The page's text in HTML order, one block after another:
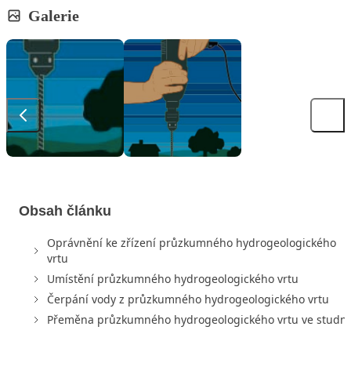
Galerie
Obsah článku
Oprávnění ke zřízení průzkumného hydrogeologického
vrtu
Umístění průzkumného hydrogeologického vrtu
Čerpání vody z průzkumného hydrogeologického vrtu
Přeměna průzkumného hydrogeologického vrtu ve